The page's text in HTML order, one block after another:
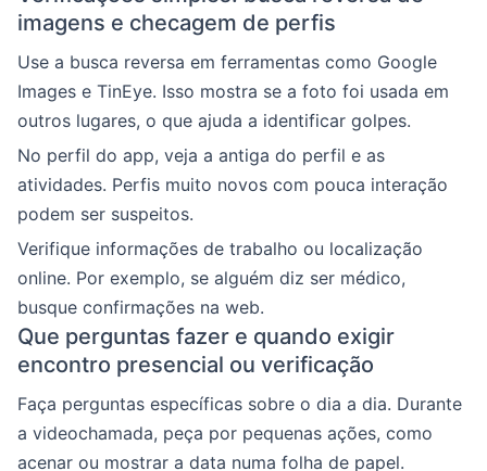
imagens e checagem de perfis
Use a busca reversa em ferramentas como Google
Images e TinEye. Isso mostra se a foto foi usada em
outros lugares, o que ajuda a identificar golpes.
No perfil do app, veja a antiga do perfil e as
atividades. Perfis muito novos com pouca interação
podem ser suspeitos.
Verifique informações de trabalho ou localização
online. Por exemplo, se alguém diz ser médico,
busque confirmações na web.
Que perguntas fazer e quando exigir
encontro presencial ou verificação
Faça perguntas específicas sobre o dia a dia. Durante
a videochamada, peça por pequenas ações, como
acenar ou mostrar a data numa folha de papel.